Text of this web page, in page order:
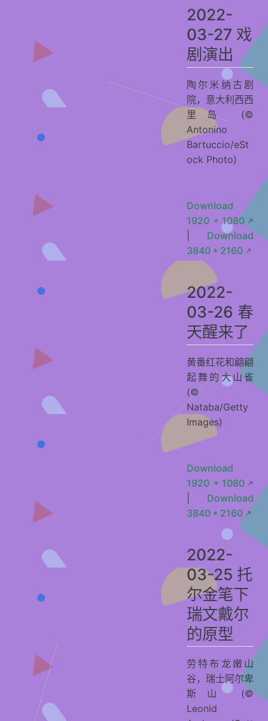
2022-
03-27 戏
剧演出
陶尔米纳古剧
院，意大利西西
里岛 (©
Antonino
Bartuccio/eSt
ock Photo)
Download
1920 * 1080
Download
3840 * 2160
2022-
03-26 春
天醒来了
黄番红花和翩翩
起舞的大山雀
(©
Nataba/Getty
Images)
Download
1920 * 1080
Download
3840 * 2160
2022-
03-25 托
尔金笔下
瑞文戴尔
的原型
劳特布龙嫩山
谷，瑞士阿尔卑
斯山 (©
Leonid